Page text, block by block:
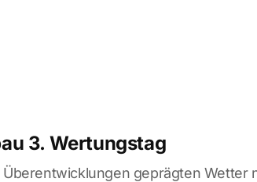
3. Wertungstag
geprägten Wetter